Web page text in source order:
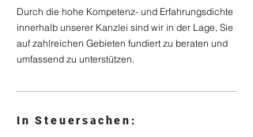
Durch die hohe Kompetenz- und Erfahrungsdichte
innerhalb unserer Kanzlei sind wir in der Lage, Sie
auf zahlreichen Gebieten fundiert zu beraten und
umfassend zu unterstützen.
In Steuersachen: